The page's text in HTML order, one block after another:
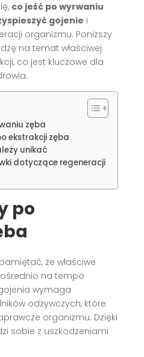
co jeść po wyrwaniu
gojenie i
organizmu. Poniższy
na temat właściwej
co jest kluczowe dla
zęba
ekstrakcji zęba
unikać
dotyczące regeneracji
po
że właściwe
na tempo
wymaga
odżywczych, które
organizmu. Dzięki
sobie z uszkodzeniami